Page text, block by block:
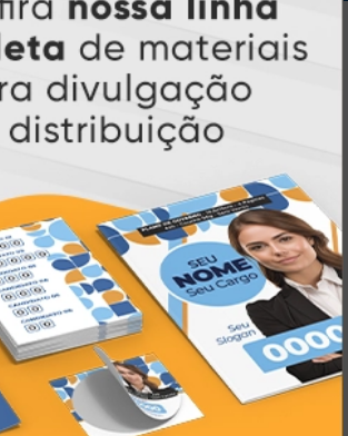
Card: A Gráfica Pioneira em
Online
Card é referência em impressão
, oferecendo uma
profissionais autônomos, empresas e
gráficos. Comquase três
de experiência, somos pioneiros no
deimpressão sob demanda,
continuamente emtecnologia,
e personalizaçãopara entregar
agilidade e a melhor
aos nossos clientes.
e Inovação em
personalizada